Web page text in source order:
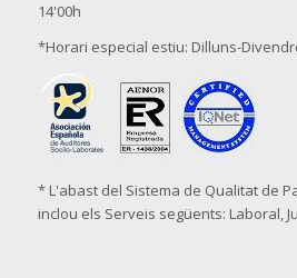
14'00h
*Horari especial estiu: Dilluns-
* L'abast del Sistema de Qualitat de
inclou els Serveis següents: Laboral,